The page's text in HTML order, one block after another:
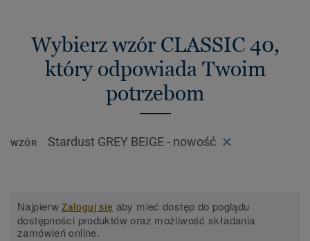
Wybierz wzór CLASSIC 40,
który odpowiada Twoim
potrzebom
WZÓR Stardust GREY BEIGE - nowość
NajpierwZaloguj się aby mieć dostęp do poglądu
dostępności produktów oraz możliwość składania
zamówień online.